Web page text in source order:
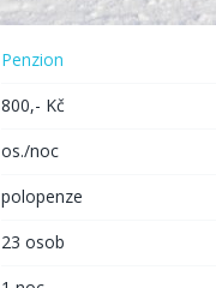
Penzion
800,- Kč
os./noc
polopenze
23 osob